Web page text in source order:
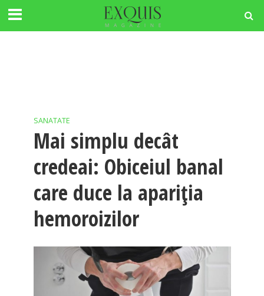
SANATATE
Mai simplu decât
credeai: Obiceiul banal
care duce la apariția
hemoroizilor